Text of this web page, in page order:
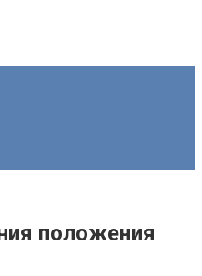
положения